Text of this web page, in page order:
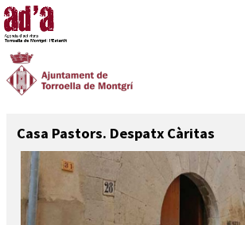
Casa Pastors. Despatx Càritas